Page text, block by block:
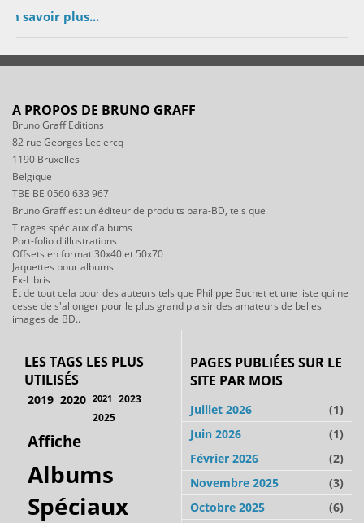
En savoir plus...
A PROPOS DE BRUNO GRAFF
Bruno Graff Editions
82 rue Georges Leclercq
1190 Bruxelles
Belgique
TBE BE 0560 633 967
Bruno Graff est un éditeur de produits para-BD, tels que
Tirages spéciaux d'albums
Port-folio d'illustrations
Offsets en format 30x40 et 50x70
Jaquettes pour albums
Ex-Libris
Et de tout cela pour des auteurs tels que Philippe Buchet et une liste qui ne
cesse de s'allonger pour le plus grand plaisir des amateurs de belles
images de BD..
LES TAGS LES PLUS
UTILISÉS
2019 2020 2021 2023
2025
Affiche
Albums
Spéciaux
PAGES PUBLIÉES SUR LE
SITE PAR MOIS
Juillet 2026
(1)
Juin 2026
(1)
Février 2026
(2)
Novembre 2025
(3)
Octobre 2025
(6)